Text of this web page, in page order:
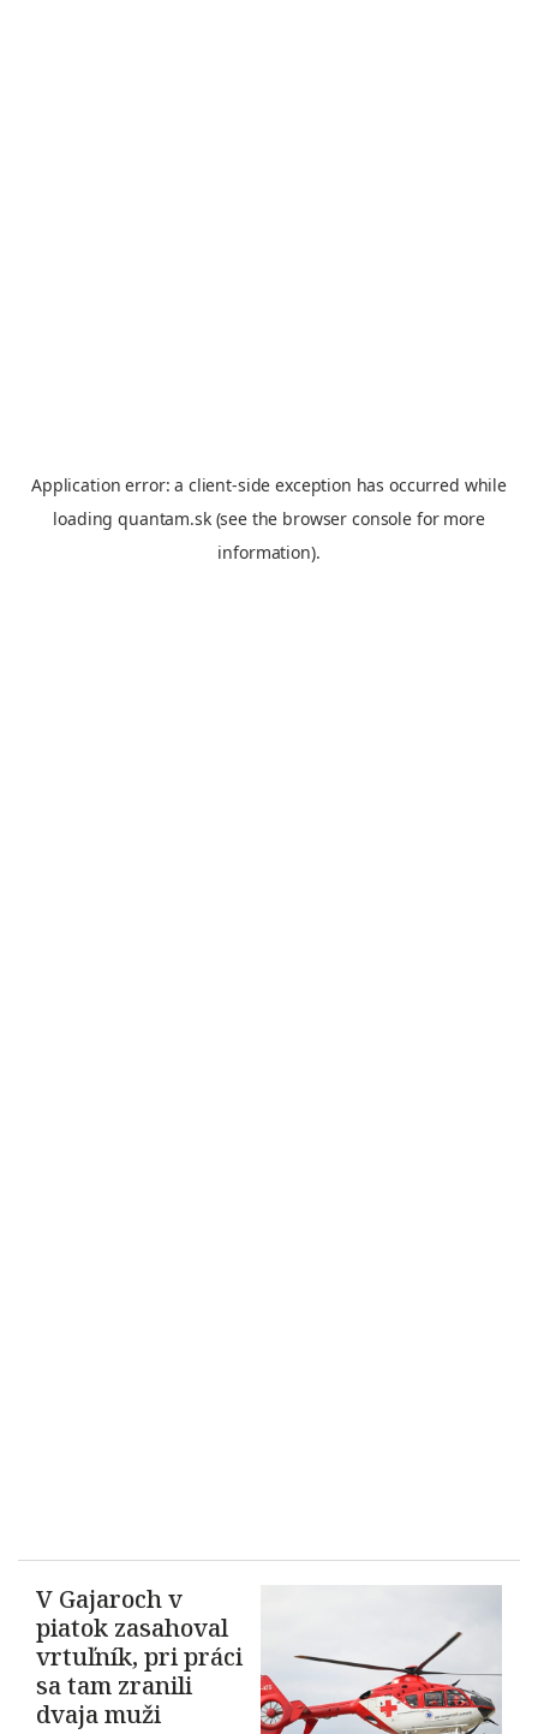
V Gajaroch v
piatok zasahoval
vrtuľník, pri práci
sa tam zranili
dvaja muži